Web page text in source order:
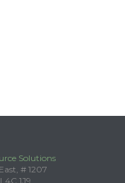
Solutions
# 1207
1J9.